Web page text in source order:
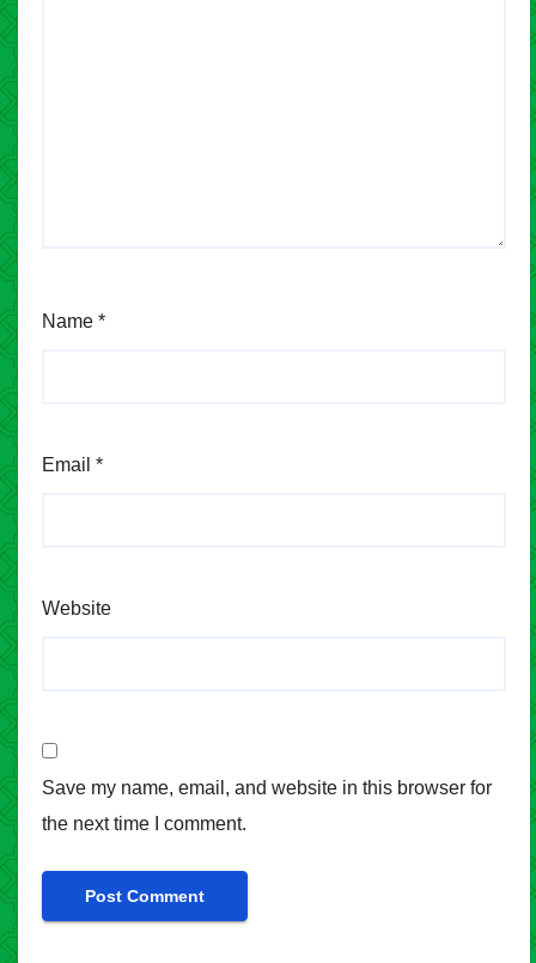
Name *
Email *
Website
Save my name, email, and website in this browser for
the next time I comment.